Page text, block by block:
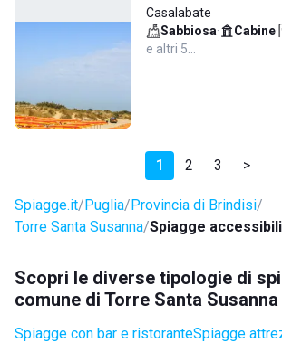
Casalabate
Sabbiosa· Cabine·
e altri 5…
1 2 3 >
Spiagge.it Puglia Provincia di Brindisi
Torre Santa Susanna Spiagge
Scopri le diverse tipologie di
comune di Torre Santa Susanna
Spiagge con bar e ristoranteSpiagge